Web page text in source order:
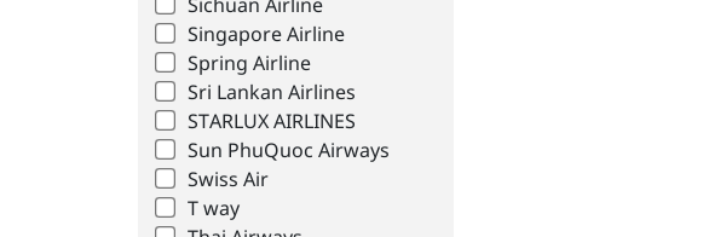
Sichuan Airline
Singapore Airline
Spring Airline
Sri Lankan Airlines
STARLUX AIRLINES
Sun PhuQuoc Airways
Swiss Air
T way